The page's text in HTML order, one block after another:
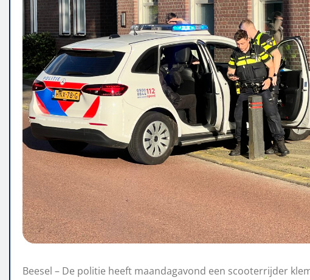
Beesel – De politie heeft maandagavond een scooterrijder